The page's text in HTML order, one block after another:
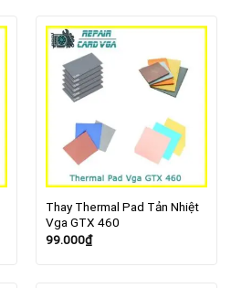
Thay Thermal Pad Tản Nhiệt
Vga GTX 460
99.000₫